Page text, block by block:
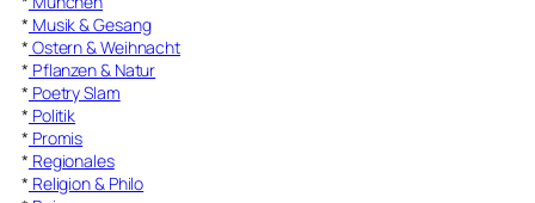
* Musik & Gesang
* Ostern & Weihnacht
* Pflanzen & Natur
* Poetry Slam
* Politik
* Promis
* Regionales
* Religion & Philo